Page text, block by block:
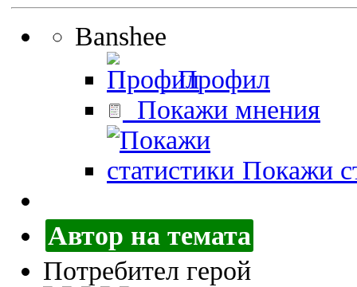
Banshee
Профил
Покажи мнения
Покажи
Автор на темата
Потребител герой